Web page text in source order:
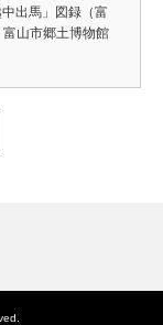
出馬」図録（富
山市郷土博物館